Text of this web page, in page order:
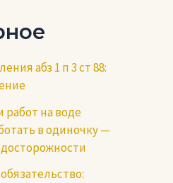
абз 1 п 3 ст 88:
на воде
в одиночку —